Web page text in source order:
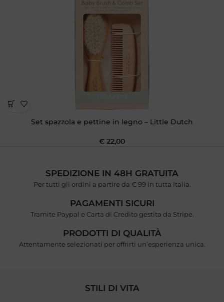
Set spazzola e pettine in legno – Little Dutch
€ 22,00
SPEDIZIONE IN 48H GRATUITA
Per tutti gli ordini a partire da € 99 in tutta Italia.
PAGAMENTI SICURI
Tramite Paypal e Carta di Credito gestita da Stripe.
PRODOTTI DI QUALITÀ
Attentamente selezionati per offrirti un’esperienza unica.
STILI DI VITA